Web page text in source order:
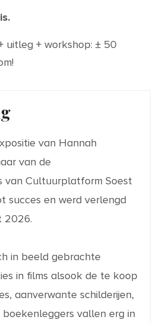
uitleg + workshop: ± 50
van Hannah
van de
van Cultuurplatform Soest
succes en werd verlengd
2026.
in beeld gebrachte
in films alsook de te koop
aanverwante schilderijen,
vallen erg in